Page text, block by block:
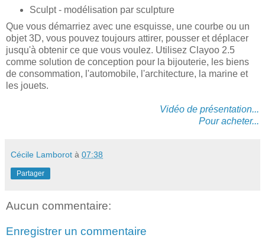
Sculpt - modélisation par sculpture
Que vous démarriez avec une esquisse, une courbe ou un
objet 3D, vous pouvez toujours attirer, pousser et déplacer
jusqu'à obtenir ce que vous voulez. Utilisez Clayoo 2.5
comme solution de conception pour la bijouterie, les biens
de consommation, l'automobile, l'architecture, la marine et
les jouets.
Vidéo de présentation...
Pour acheter...
Cécile Lamborot à 07:38
Partager
Aucun commentaire:
Enregistrer un commentaire